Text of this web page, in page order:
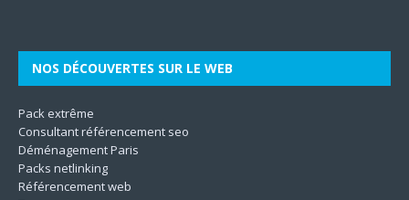
NOS DÉCOUVERTES SUR LE WEB
Pack extrême
Consultant référencement seo
Déménagement Paris
Packs netlinking
Référencement web